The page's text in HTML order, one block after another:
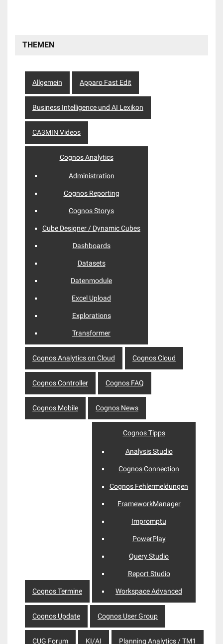
THEMEN
Allgemein Apparo Fast Edit
Business Intelligence und AI Lexikon
CA3MIN Videos
Cognos Analytics
Administration
Cognos Reporting
Cognos Storys
Cube Designer / Dynamic Cubes
Dashboards
Datasets
Datenmodule
Excel Upload
Explorations
Transformer
Cognos Analytics on Cloud Cognos Cloud
Cognos Controller Cognos FAQ
Cognos Mobile Cognos News
Cognos Termine
Cognos Tipps
Analysis Studio
Cognos Connection
Cognos Fehlermeldungen
FrameworkManager
Impromptu
PowerPlay
Query Studio
Report Studio
Workspace Advanced
Cognos Update Cognos User Group
CUG Forum KI/AI Planning Analytics / TM1